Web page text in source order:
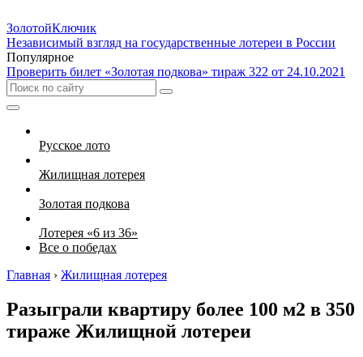
ЗолотойКлючик
Независимый взгляд на государственные лотереи в России
Популярное
Проверить билет «Золотая подкова» тираж 322 от 24.10.2021
Русское лото
Жилищная лотерея
Золотая подкова
Лотерея «6 из 36»
Все о победах
Главная › Жилищная лотерея
Разыграли квартиру более 100 м2 в 350
тираже Жилищной лотереи